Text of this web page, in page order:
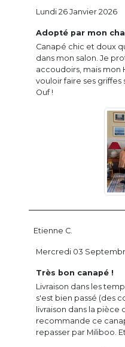
Adopté par mon
Canapé chic et doux
dans mon salon. Je
accoudoirs, mais mon
vouloir faire ses griffes
Ouf !
Lundi 26 Janvier 2026
Etienne C.
Très bon canapé !
Livraison dans les
s'est bien passé (des
livraison dans la
recommande ce
repasser par Miliboo.
Mercredi 03